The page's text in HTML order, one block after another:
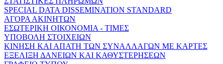
SPECIAL DATA DISSEMINATION STANDARD
ΑΓΟΡΑ ΑΚΙΝΗΤΩΝ
ΕΣΩΤΕΡΙΚΗ ΟΙΚΟΝΟΜΙΑ - ΤΙΜΕΣ
ΥΠΟΒΟΛΗ ΣΤΟΙΧΕΙΩΝ
ΚΙΝΗΣΗ ΚΑΙ ΑΠΑΤΗ ΤΩΝ ΣΥΝΑΛΛΑΓΩΝ ΜΕ ΚΑΡΤΕΣ
ΕΞΕΛΙΞΗ ΔΑΝΕΙΩΝ ΚΑΙ ΚΑΘΥΣΤΕΡΗΣΕΩΝ